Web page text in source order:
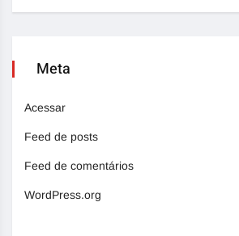
Meta
Acessar
Feed de posts
Feed de comentários
WordPress.org